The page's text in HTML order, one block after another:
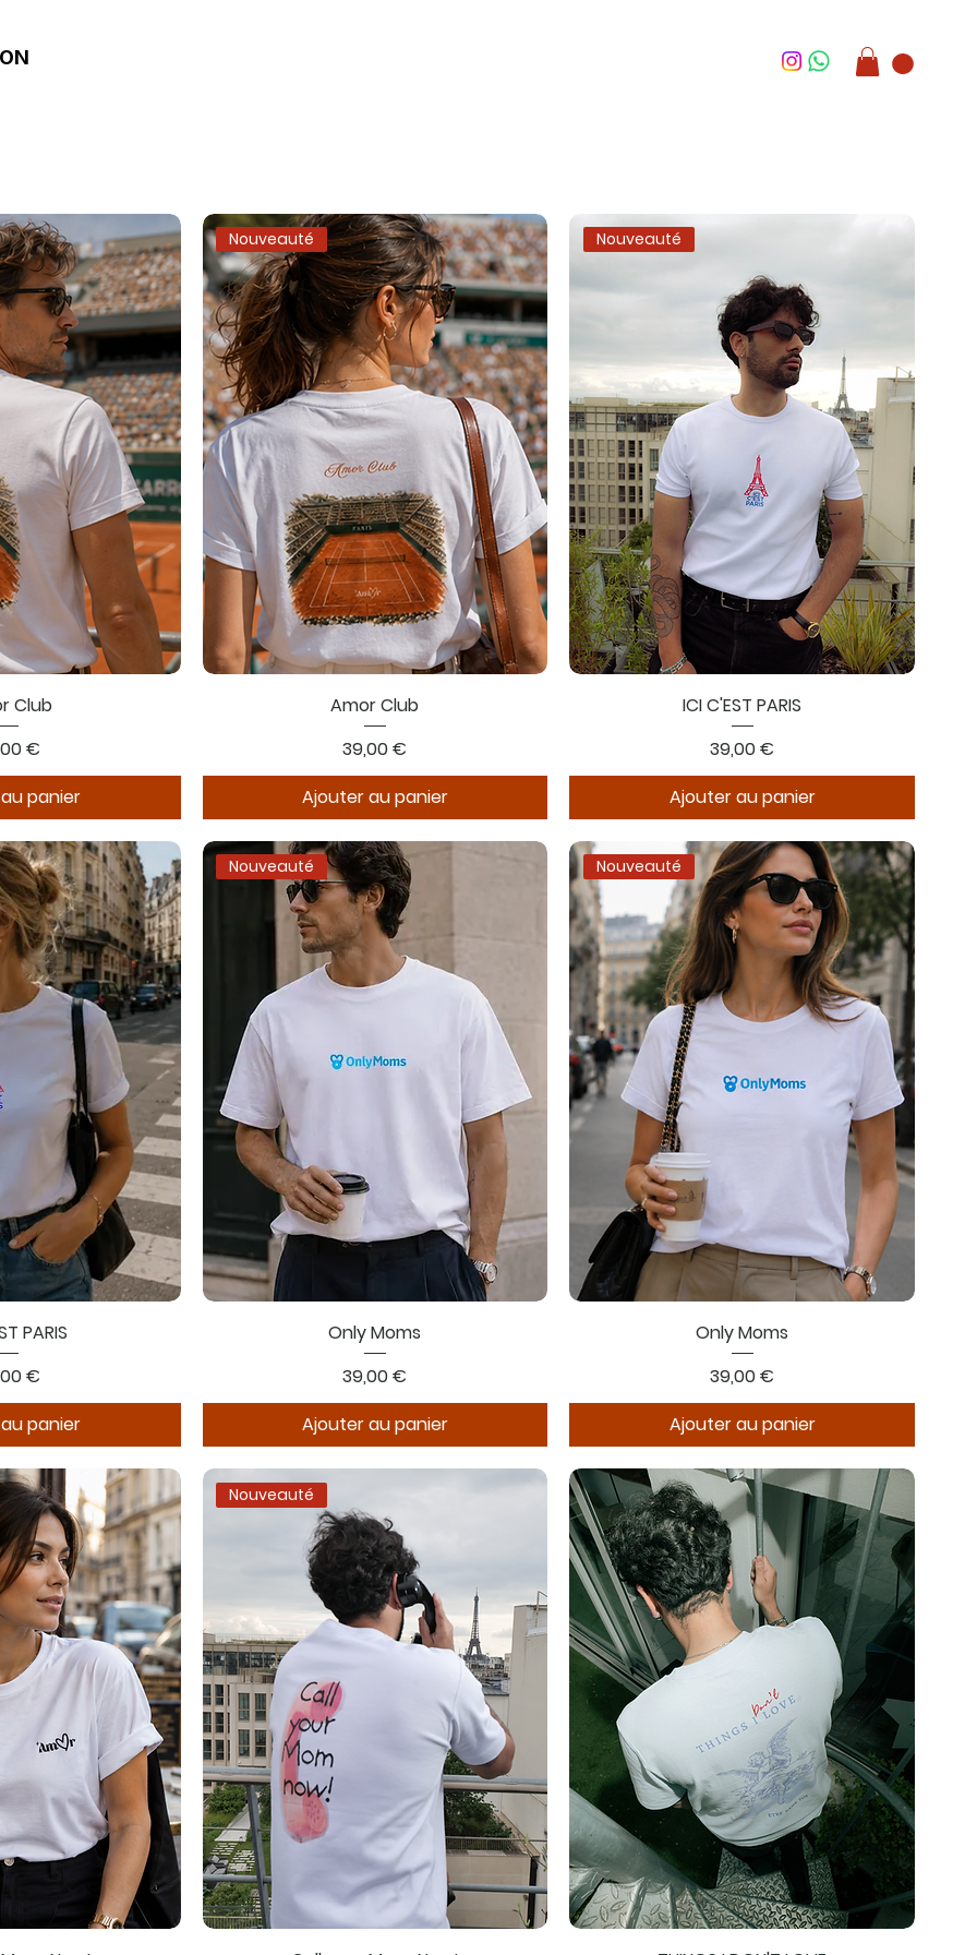
Club
€
panier
Nouveauté
Amor Club
Prix
39,00 €
Ajouter au panier
Nouveauté
ICI C'EST PARIS
Prix
39,00 €
Ajouter au panier
PARIS
€
panier
Nouveauté
Only Moms
Prix
39,00 €
Ajouter au panier
Nouveauté
Only Moms
Prix
39,00 €
Ajouter au panier
Nouveauté